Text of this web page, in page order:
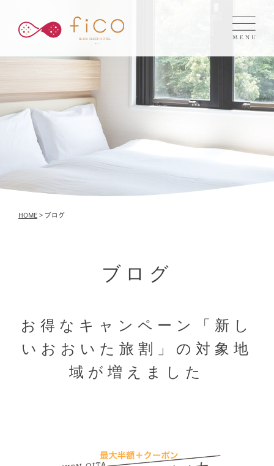
HOME > ブログ
ブログ
お得なキャンペーン「新し
いおおいた旅割」の対象地
域が増えました